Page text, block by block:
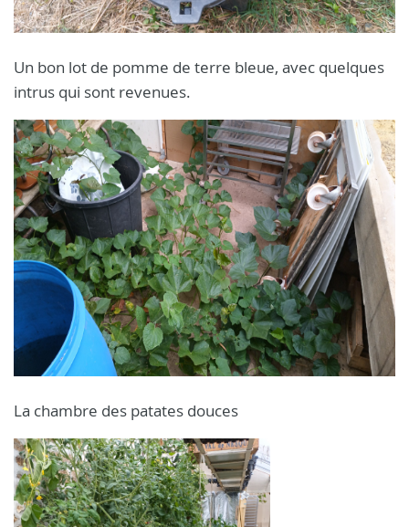
Un bon lot de pomme de terre bleue, avec quelques
intrus qui sont revenues.
La chambre des patates douces